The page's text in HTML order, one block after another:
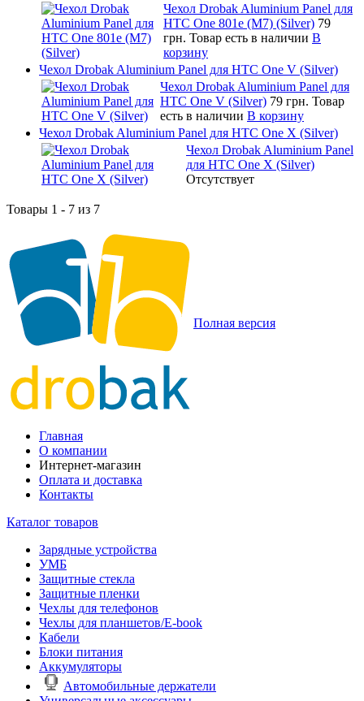
Чехол Drobak Aluminium Panel для
HTC One 801e (M7) (Silver) 79
грн. Товар есть в наличии В
корзину
Чехол Drobak Aluminium Panel для HTC One V (Silver)
Чехол Drobak Aluminium Panel для
HTC One V (Silver) 79 грн. Товар
есть в наличии В корзину
Чехол Drobak Aluminium Panel для HTC One X (Silver)
Чехол Drobak Aluminium Panel
для HTC One X (Silver)
Отсутствует
Товары 1 - 7 из 7
Полная версия
Главная
О компании
Интернет-магазин
Оплата и доставка
Контакты
Каталог товаров
Зарядные устройства
УМБ
Защитные стекла
Защитные пленки
Чехлы для телефонов
Чехлы для планшетов/E-book
Кабели
Блоки питания
Аккумуляторы
Автомобильные держатели